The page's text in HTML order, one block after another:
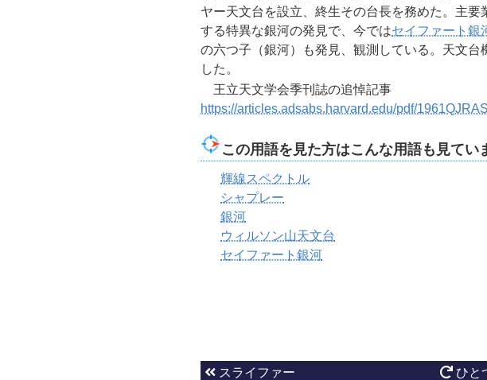
ヤー天文台を設立、終生その台長を務めた。主
する特異な銀河の発見で、今ではセイファート銀
の六つ子（銀河）も発見、観測している。天文
した。
王立天文学会季刊誌の追悼記事
https://articles.adsabs.harvard.edu/pdf/
この用語を見た方はこんな用語も見てい
輝線スペクトル
シャプレー
銀河
ウィルソン山天文台
セイファート銀河
スライファー ひと